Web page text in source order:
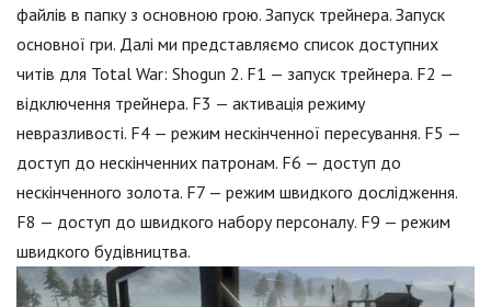
файлів в папку з основною грою. Запуск трейнера. Запуск
основної гри. Далі ми представляємо список доступних
читів для Total War: Shogun 2. F1 — запуск трейнера. F2 —
відключення трейнера. F3 — активація режиму
невразливості. F4 — режим нескінченної пересування. F5 —
доступ до нескінченних патронам. F6 — доступ до
нескінченного золота. F7 — режим швидкого дослідження.
F8 — доступ до швидкого набору персоналу. F9 — режим
швидкого будівництва.